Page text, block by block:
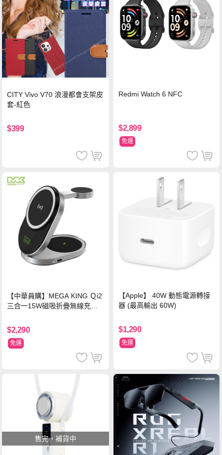
CITY Vivo V70 浪漫都會支架皮
套-紅色
$399
Redmi Watch 6 NFC
$2,899
免運
【中華員購】MEGA KING Ｑi2
三合一15W磁吸折疊無線充電
$2,290
免運
【Apple】 40W 動態電源轉接
器 (最高輸出 60W)
$1,290
免運
售完，補貨中